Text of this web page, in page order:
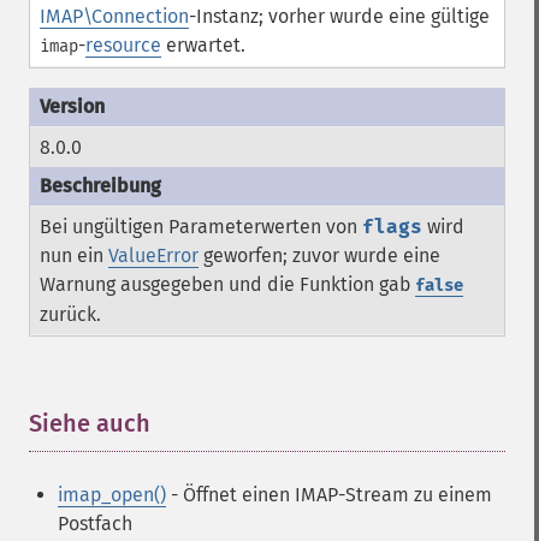
IMAP\Connection-Instanz; vorher wurde eine gültige
imap-resource erwartet.
8.0.0
Bei ungültigen Parameterwerten von flags wird
nun ein ValueError geworfen; zuvor wurde eine
Warnung ausgegeben und die Funktion gab false
zurück.
Siehe auch
imap_open() - Öffnet einen IMAP-Stream zu einem
Postfach